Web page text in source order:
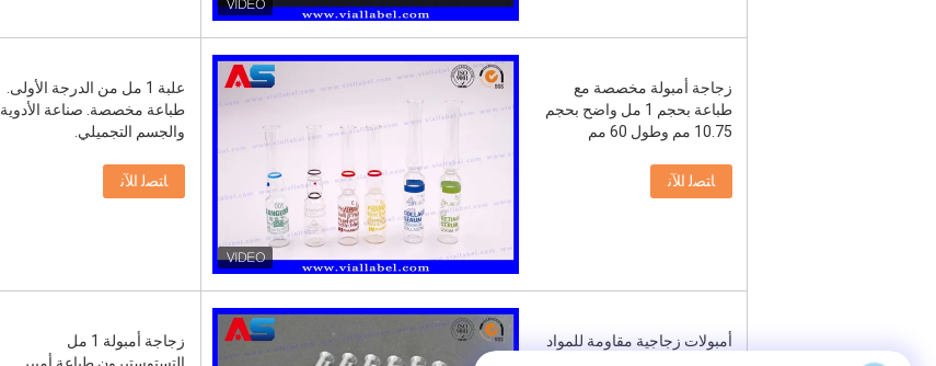
علبة 1 مل من الدرجة الأولى.
طباعة مخصصة. صناعة الأدوية
والجسم التجميلي.
ﺎﺘﺼﻟ ﺍﻶﻧ
زجاجة أمبولة مخصصة مع
طباعة بحجم 1 مل واضح بحجم
10.75 مم وطول 60 مم
ﺎﺘﺼﻟ ﺍﻶﻧ
زجاجة أمبولة 1 مل
أمبولات زجاجية مقاومة للمواد